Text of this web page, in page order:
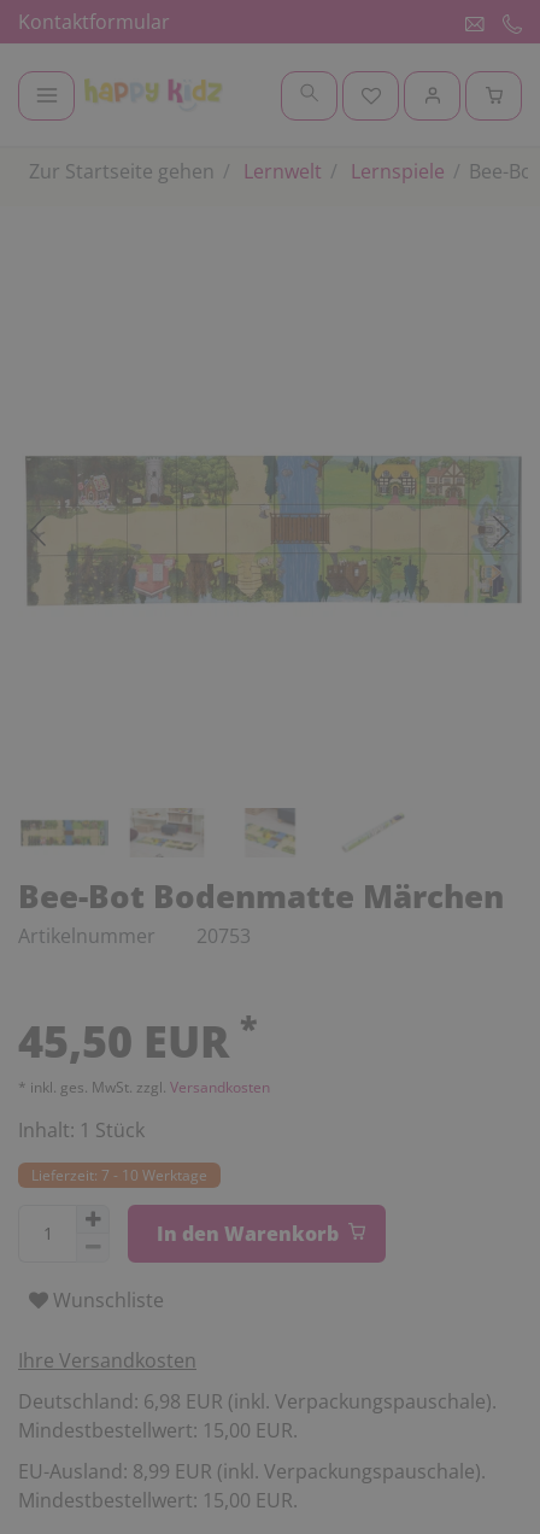
Kontaktformular
Zur Startseite gehen Lernwelt Lernspiele Bee-
Bee-Bot Bodenmatte Märchen
Artikelnummer 20753
45,50 EUR *
* inkl. ges. MwSt. zzgl. Versandkosten
Inhalt: 1 Stück
Lieferzeit: 7 - 10 Werktage
In den Warenkorb
Wunschliste
Ihre Versandkosten
Deutschland: 6,98 EUR (inkl. Verpackungspauschale).
Mindestbestellwert: 15,00 EUR.
EU-Ausland: 8,99 EUR (inkl. Verpackungspauschale).
Mindestbestellwert: 15,00 EUR.